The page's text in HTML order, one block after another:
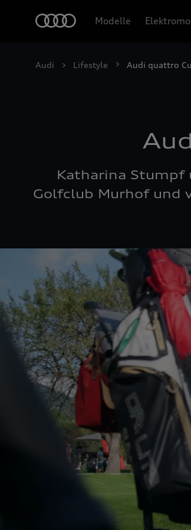
Modelle
Audi Lifestyle Audi quattro
Katharina Stumpf
Golfclub Murhof und